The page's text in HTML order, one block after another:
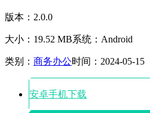
版本：2.0.0
大小：19.52 MB系统：Android
类别： 商务办公时间：2024-05-15
安卓手机下载